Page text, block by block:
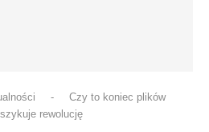
-
Czy to koniec plików
rewolucję